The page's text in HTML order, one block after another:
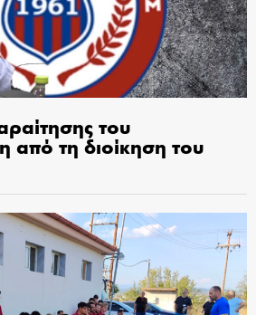
του
από τη διοίκηση του